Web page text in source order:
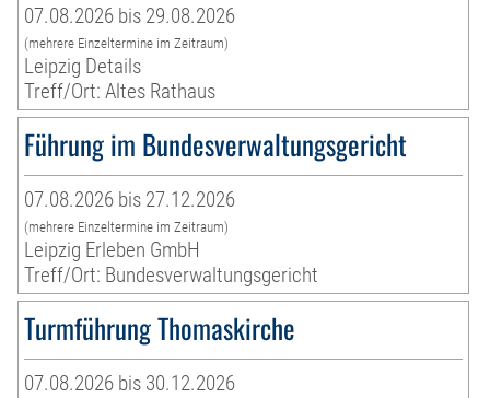
07.08.2026 bis 29.08.2026
(mehrere Einzeltermine im Zeitraum)
Leipzig Details
Treff/Ort: Altes Rathaus
Führung im Bundesverwaltungsgericht
07.08.2026 bis 27.12.2026
(mehrere Einzeltermine im Zeitraum)
Leipzig Erleben GmbH
Treff/Ort: Bundesverwaltungsgericht
Turmführung Thomaskirche
07.08.2026 bis 30.12.2026